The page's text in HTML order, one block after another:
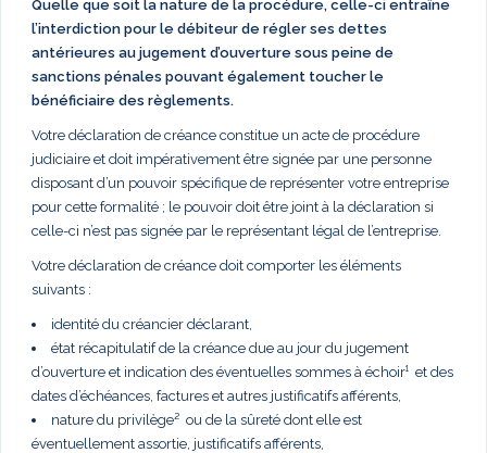
Quelle que soit la nature de la procédure, celle-ci entraîne
l’interdiction pour le débiteur de régler ses dettes
antérieures au jugement d’ouverture sous peine de
sanctions pénales pouvant également toucher le
bénéficiaire des règlements.
Votre déclaration de créance constitue un acte de procédure
judiciaire et doit impérativement être signée par une personne
disposant d’un pouvoir spécifique de représenter votre entreprise
pour cette formalité ; le pouvoir doit être joint à la déclaration si
celle-ci n’est pas signée par le représentant légal de l’entreprise.
Votre déclaration de créance doit comporter les éléments
suivants :
identité du créancier déclarant,
état récapitulatif de la créance due au jour du jugement
d’ouverture et indication des éventuelles sommes à échoir¹ et des
dates d’échéances, factures et autres justificatifs afférents,
nature du privilège² ou de la sûreté dont elle est
éventuellement assortie, justificatifs afférents,